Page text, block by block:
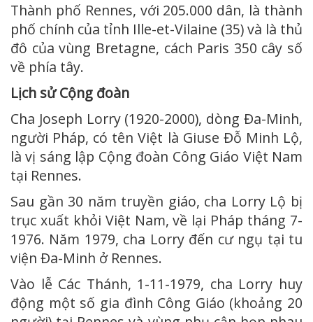
Thành phố Rennes, với 205.000 dân, là thành
phố chính của tỉnh Ille-et-Vilaine (35) và là thủ
đô của vùng Bretagne, cách Paris 350 cây số
về phía tây.
Lịch sử Cộng đoàn
Cha Joseph Lorry (1920-2000), dòng Đa-Minh,
người Pháp, có tên Việt là Giuse Đỗ Minh Lộ,
là vị sáng lập Cộng đoàn Công Giáo Việt Nam
tại Rennes.
Sau gần 30 năm truyền giáo, cha Lorry Lộ bị
trục xuất khỏi Việt Nam, về lại Pháp tháng 7-
1976. Năm 1979, cha Lorry đến cư ngụ tại tu
viện Đa-Minh ở Rennes.
Vào lễ Các Thánh, 1-11-1979, cha Lorry huy
động một số gia đình Công Giáo (khoảng 20